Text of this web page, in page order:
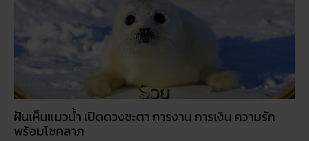
ฝันเห็นแมวน้ำ เปิดดวงชะตา การงาน การเงิน ความรัก
พร้อมโชคลาภ